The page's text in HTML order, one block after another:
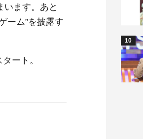
います。あと
ーム”を披露す
ート。
10